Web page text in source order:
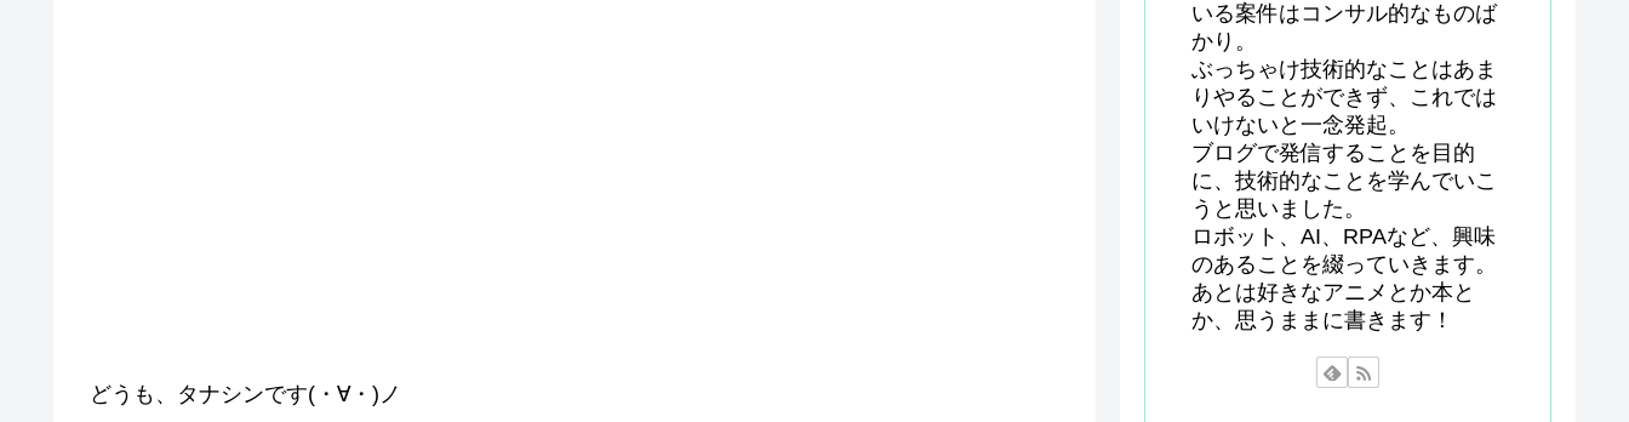
どうも、タナシンです(・∀・)ノ
いる案件はコンサル的なものば
かり。
ぶっちゃけ技術的なことはあま
りやることができず、これでは
いけないと一念発起。
ブログで発信することを目的
に、技術的なことを学んでいこ
うと思いました。
ロボット、AI、RPAなど、興味
のあることを綴っていきます。
あとは好きなアニメとか本と
か、思うままに書きます！